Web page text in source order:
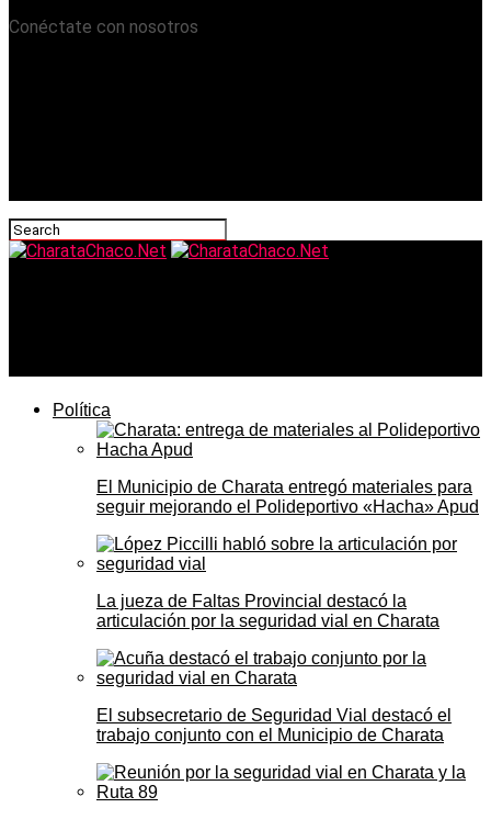
Conéctate con nosotros
Política
El Municipio de Charata entregó materiales para
seguir mejorando el Polideportivo «Hacha» Apud
La jueza de Faltas Provincial destacó la
articulación por la seguridad vial en Charata
El subsecretario de Seguridad Vial destacó el
trabajo conjunto con el Municipio de Charata